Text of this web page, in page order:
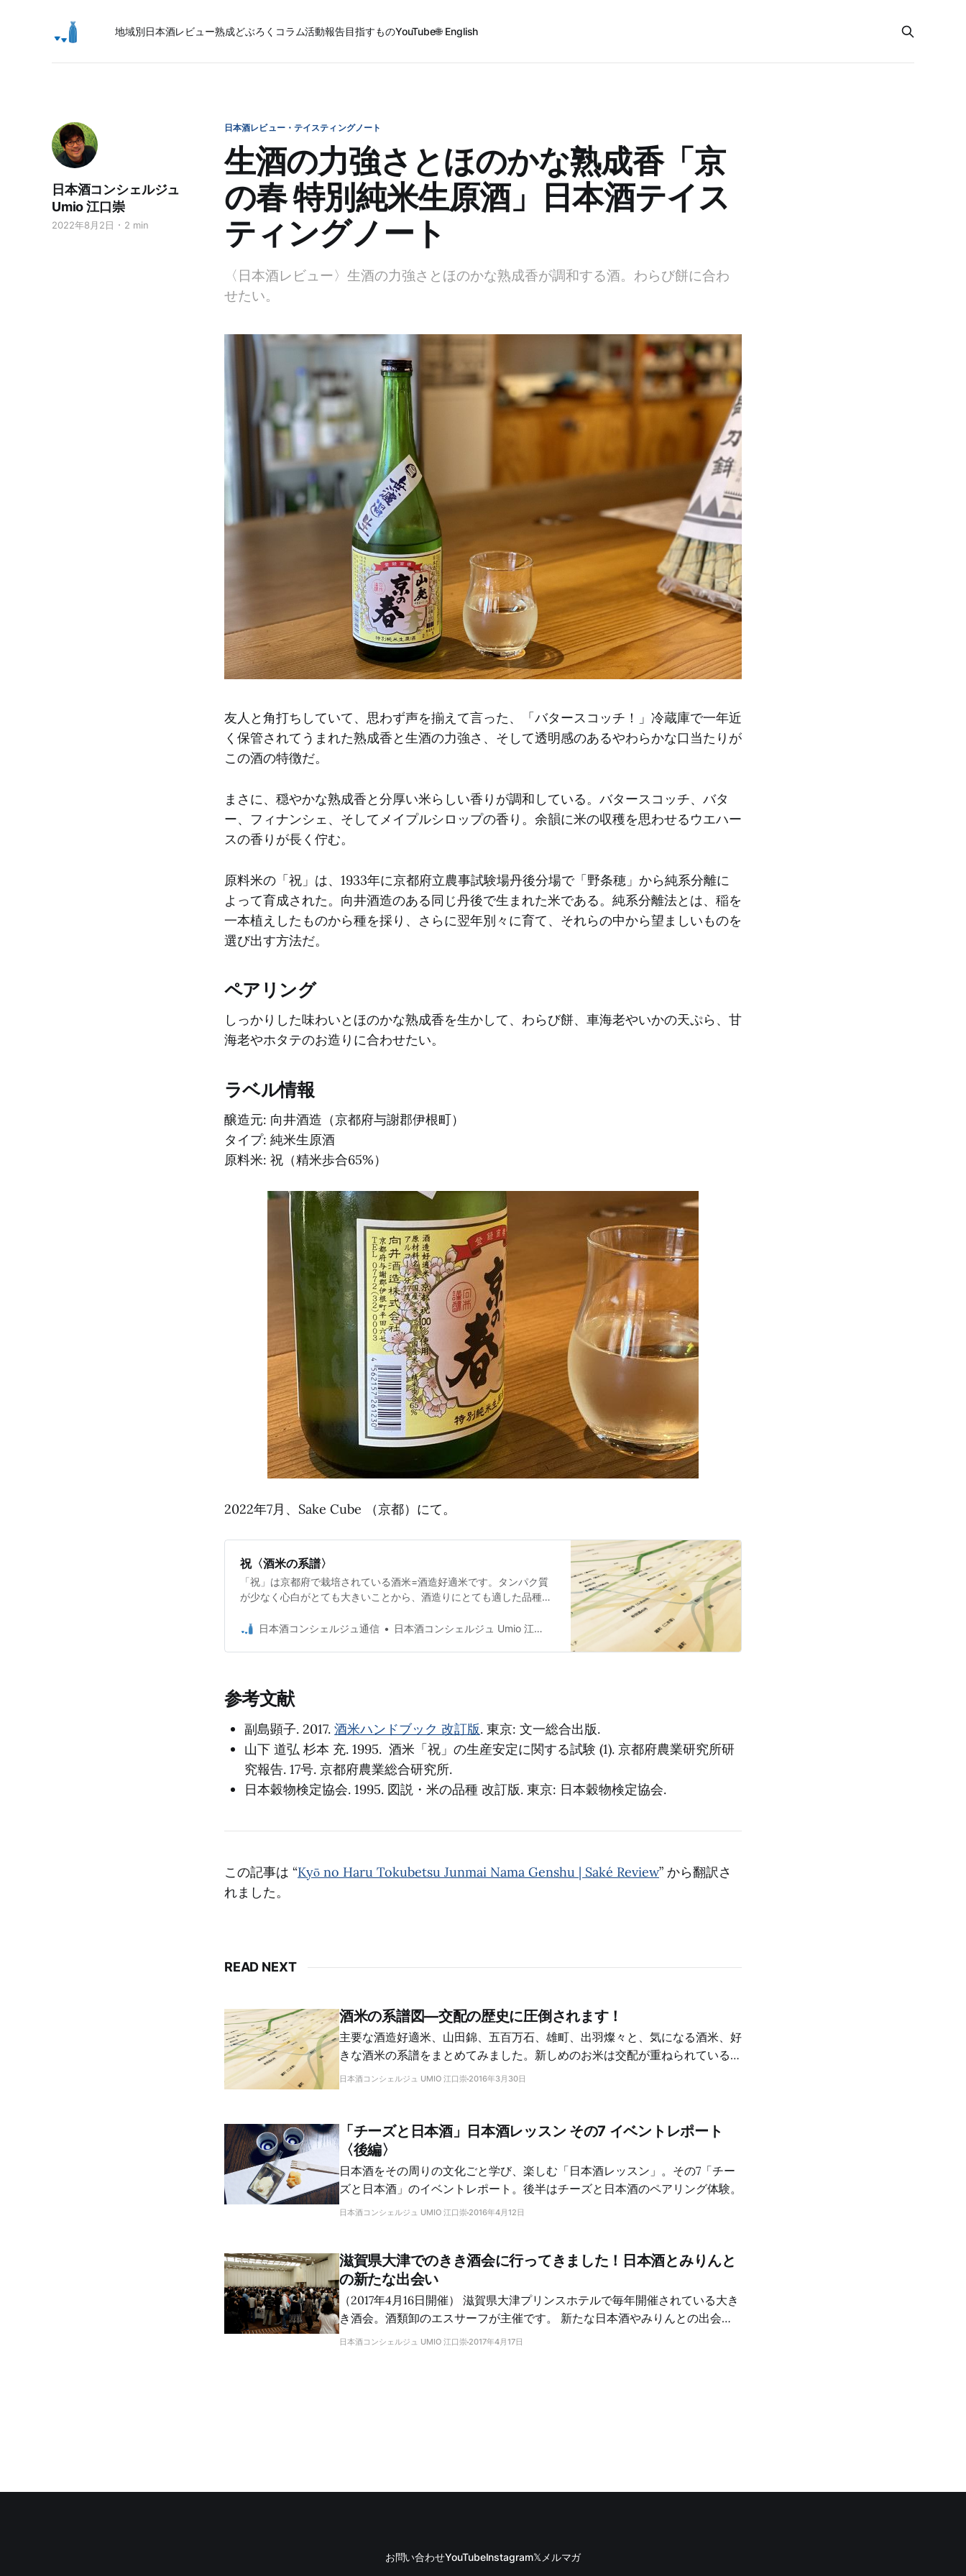
地域別日本酒レビュー熟成どぶろく コラム活動報告目指すものYouTube🌐 English
日本酒レビュー・テイスティングノート
生酒の力強さとほのかな熟成香「京
の春 特別純米生原酒」日本酒テイス
ティングノート
日本酒コンシェルジュ
Umio 江口崇
2022年8月2日 2 min
〈日本酒レビュー〉生酒の力強さとほのかな熟成香が調和する酒。わらび餅に合わ
せたい。
友人と角打ちしていて、思わず声を揃えて言った、「バタースコッチ！」冷蔵庫で一年近
く保管されてうまれた熟成香と生酒の力強さ、そして透明感のあるやわらかな口当たりが
この酒の特徴だ。
まさに、穏やかな熟成香と分厚い米らしい香りが調和している。バタースコッチ、バタ
ー、フィナンシェ、そしてメイプルシロップの香り。余韻に米の収穫を思わせるウエハー
スの香りが長く佇む。
原料米の「祝」は、1933年に京都府立農事試験場丹後分場で「野条穂」から純系分離に
よって育成された。向井酒造のある同じ丹後で生まれた米である。純系分離法とは、稲を
一本植えしたものから種を採り、さらに翌年別々に育て、それらの中から望ましいものを
選び出す方法だ。
ペアリング
しっかりした味わいとほのかな熟成香を生かして、わらび餅、車海老やいかの天ぷら、甘
海老やホタテのお造りに合わせたい。
ラベル情報
醸造元: 向井酒造（京都府与謝郡伊根町）
タイプ: 純米生原酒
原料米: 祝（精米歩合65%）
2022年7月、Sake Cube （京都）にて。
祝〈酒米の系譜〉
「祝」は京都府で栽培されている酒米=酒造好適米です。タンパク質
が少なく心白がとても大きいことから、酒造りにとても適した品種で
日本酒コンシェルジュ通信
日本酒コンシェルジュ Umio 江口崇
参考文献
副島顕子. 2017. 酒米ハンドブック 改訂版. 東京: 文一総合出版.
山下 道弘 杉本 充. 1995. 酒米「祝」の生産安定に関する試験 (1). 京都府農業研究所研
究報告. 17号. 京都府農業総合研究所.
日本穀物検定協会. 1995. 図説・米の品種 改訂版. 東京: 日本穀物検定協会.
この記事は “Kyō no Haru Tokubetsu Junmai Nama Genshu | Saké Review” から翻訳さ
れました。
READ NEXT
酒米の系譜図―交配の歴史に圧倒されます！
主要な酒造好適米、山田錦、五百万石、雄町、出羽燦々と、気になる酒米、好
きな酒米の系譜をまとめてみました。新しめのお米は交配が重ねられているの
がわかります。意外なルーツもわかって楽しい！
日本酒コンシェルジュ UMIO 江口崇 2016年3月30日
「チーズと日本酒」日本酒レッスン その7 イベントレポート
〈後編〉
日本酒をその周りの文化ごと学び、楽しむ「日本酒レッスン」。その7「チー
ズと日本酒」のイベントレポート。後半はチーズと日本酒のペアリング体験。
日本酒コンシェルジュ UMIO 江口崇 2016年4月12日
滋賀県大津でのきき酒会に行ってきました！日本酒とみりんと
の新たな出会い
（2017年4月16日開催） 滋賀県大津プリンスホテルで毎年開催されている大き
き酒会。酒類卸のエスサーフが主催です。 新たな日本酒やみりんとの出会い
がありました。すべてのブースを回ることは叶わず。でも、いくつか深い体験
日本酒コンシェルジュ UMIO 江口崇 2017年4月17日
お問い合わせYouTubeInstagram𝕏 メルマガ